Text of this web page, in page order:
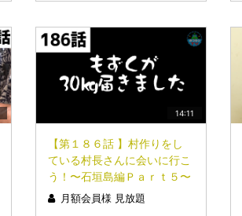
14:11
【第１８６話 】村作りをし
ている村長さんに会いに行こ
う！〜石垣島編Ｐａｒｔ５〜
月額会員様 見放題